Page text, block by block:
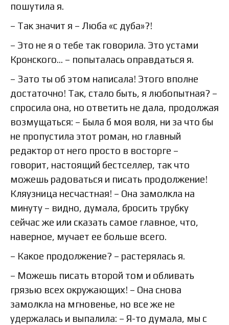
пошутила я.
– Так значит я – Люба «с дуба»?!
– Это не я о тебе так говорила. Это устами
Кронского… – попыталась оправдаться я.
– Зато ты об этом написала! Этого вполне
достаточно! Так, стало быть, я любопытная? –
спросила она, но ответить не дала, продолжая
возмущаться: – Была б моя воля, ни за что бы
не пропустила этот роман, но главный
редактор от него просто в восторге –
говорит, настоящий бестселлер, так что
можешь радоваться и писать продолжение!
Кляузница несчастная! – Она замолкла на
минуту – видно, думала, бросить трубку
сейчас же или сказать самое главное, что,
наверное, мучает ее больше всего.
– Какое продолжение? – растерялась я.
– Можешь писать второй том и обливать
грязью всех окружающих! – Она снова
замолкла на мгновенье, но все же не
удержалась и выпалила: – Я-то думала, мы с